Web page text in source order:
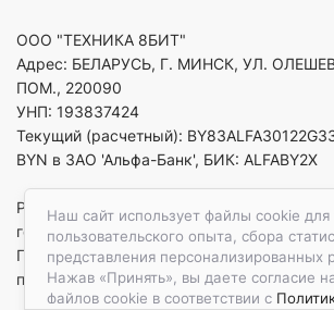
Наш сайт использует файлы cookie для
пользовательского опыта, сбора
представления персонализированных
Нажав «Принять», вы даете согласие
файлов cookie в соответствии с
ООО "ТЕХНИКА 8БИТ"
Адрес: БЕЛАРУСЬ, Г. МИНСК, УЛ.
ПОМ., 220090
УНП: 193837424
Текущий (расчетный):
BYN в ЗАО 'Альфа-Банк', БИК: ALFABY2X
Регистрация в торговом реестре от
горисполком
По вопросам защиты прав потребителей
приемная:+375173783412